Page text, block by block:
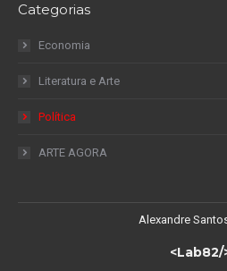
Categorias
Economia
Literatura e Arte
Política
ARTE AGORA
Alexandre
<Lab82/